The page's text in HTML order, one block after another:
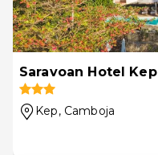
Saravoan Hotel Kep
Kep, Camboja